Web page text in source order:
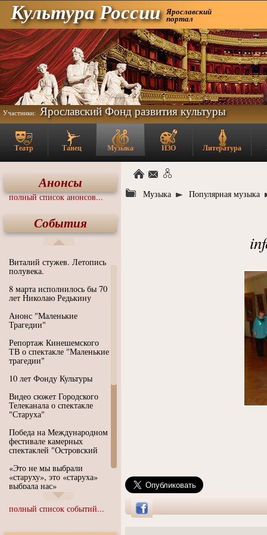
Культура России Ярославский
портал
Участники: Ярославский Фонд развития культуры
Театр Танец Музыка ИЗО Литература
Анонсы
полный список анонсов...
События
Виталий стужев. Летопись
полувека.
8 марта исполнилось бы 70
лет Николаю Редькину
Анонс "Маленькие
Трагедии"
Репортаж Кинешемского
ТВ о спектакле "Маленькие
трагедии"
10 лет Фонду Культуры
Видео сюжет Городского
Телеканала о спектакле
"Старуха"
Победа на Международном
фестивале камерных
спектаклей "Островский
«Это не мы выбрали
«старуху», это «старуха»
выбрала нас»
Иммерсивный спектакль
"Язык чистого полета
полный список событий...
Музыка Популярная музыка